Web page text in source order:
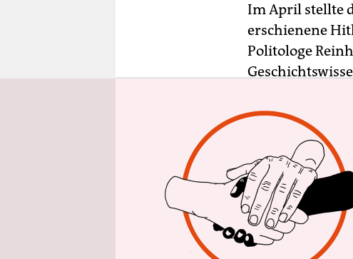
Im April stellte
erschienene
Politologe
begeben, ist lang.
Neue Wege
dreitägiges
auf die Beine zu